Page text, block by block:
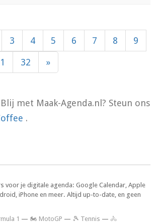
3 4 5 6 7 8 9
32 »
Blij met Maak-Agenda.nl? Steun ons
.
voor je digitale agenda: Google Calendar, Apple
iPhone en meer. Altijd up-to-date, en geen
1 — 🏍 MotoGP — 🎾 Tennis — 🚴